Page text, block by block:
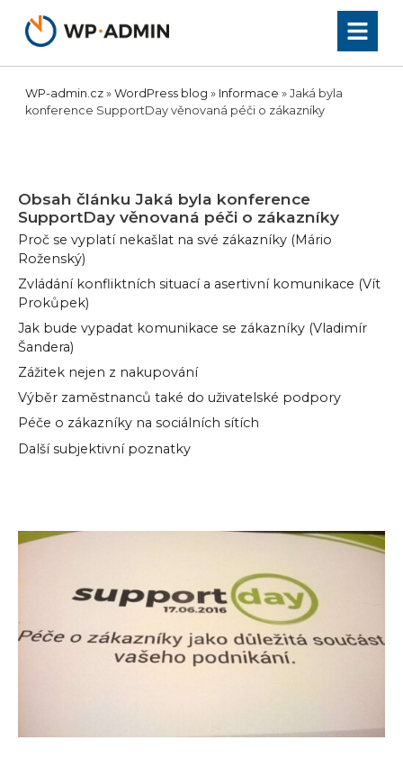
obsah
WP-admin.cz » WordPress blog » Informace » Jaká byla
konference SupportDay věnovaná péči o zákazníky
Obsah článku Jaká byla konference
SupportDay věnovaná péči o zákazníky
Proč se vyplatí nekašlat na své zákazníky (Mário
Roženský)
Zvládání konfliktních situací a asertivní komunikace (Vít
Prokůpek)
Jak bude vypadat komunikace se zákazníky (Vladimír
Šandera)
Zážitek nejen z nakupování
Výběr zaměstnanců také do uživatelské podpory
Péče o zákazníky na sociálních sítích
Další subjektivní poznatky